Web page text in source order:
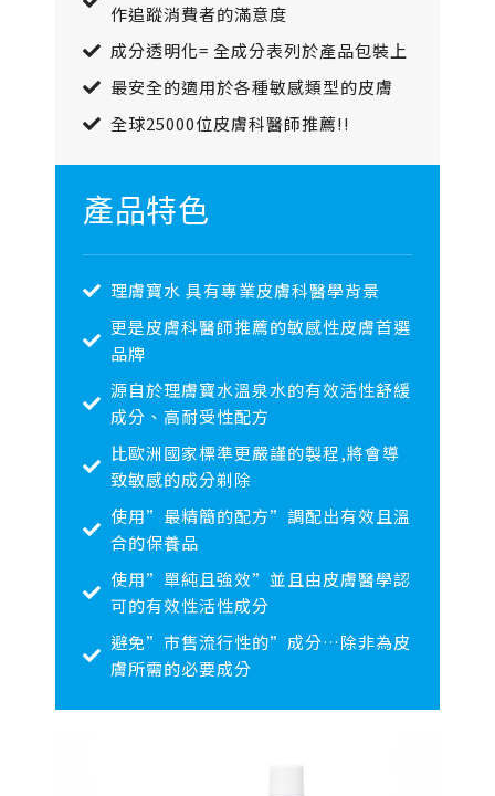
產品特色
理膚寶水 具有專業皮膚科醫學背景
更是皮膚科醫師推薦的敏感性皮膚首選
品牌
源自於理膚寶水溫泉水的有效活性舒緩
成分、高耐受性配方
比歐洲國家標準更嚴謹的製程,將會導
致敏感的成分剃除
使用”最精簡的配方”調配出有效且溫
合的保養品
使用”單純且強效”並且由皮膚醫學認
可的有效性活性成分
避免”市售流行性的”成分…除非為皮
膚所需的必要成分
作追蹤消費者的滿意度
成分透明化= 全成分表列於產品包裝上
最安全的適用於各種敏感類型的皮膚
全球25000位皮膚科醫師推薦!!